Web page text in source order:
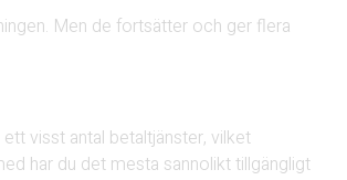
Men de fortsätter och ger flera
visst antal betaltjänster, vilket
har du det mesta sannolikt tillgängligt